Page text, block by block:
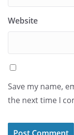
Website
Save my name,
the next time I